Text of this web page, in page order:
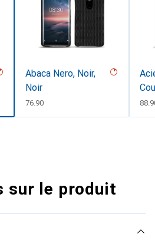
Abaca Nero, Noir,
Noir
CHF
76.90 CHF
sur le produit